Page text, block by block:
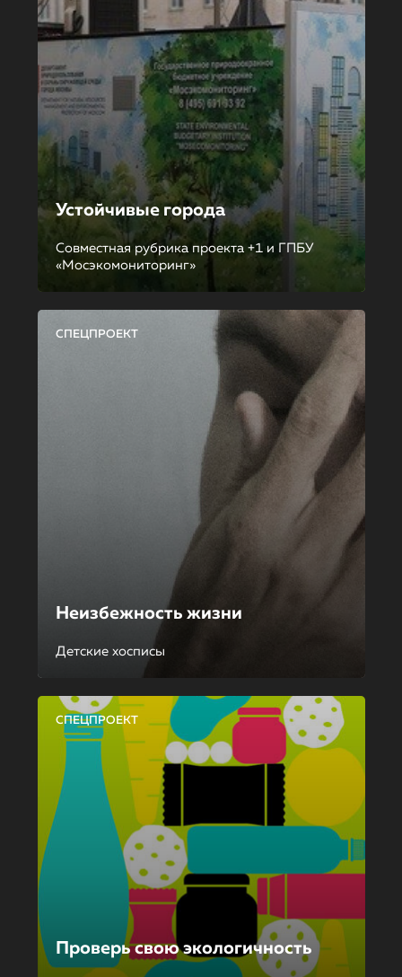
Устойчивые города
Совместная рубрика проекта +1 и ГПБУ
«Мосэкомониторинг»
СПЕЦПРОЕКТ
Неизбежность жизни
Детские хосписы
СПЕЦПРОЕКТ
Проверь свою экологичность